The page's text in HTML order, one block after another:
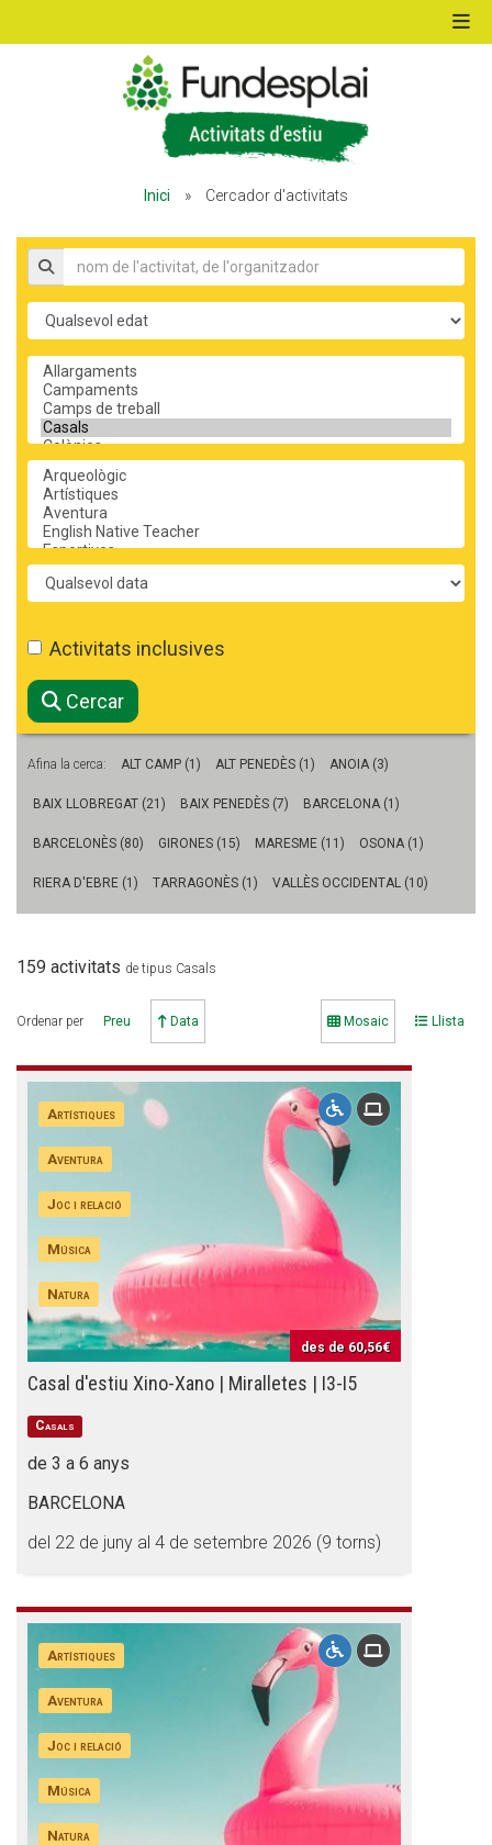
Inici » Cercador d'activitats
Nom de l'activitat, organitzador
Edat
Tipus d'activitat
Temàtica
Període
Activitats inclusives
Cercar
Afina la cerca: ALT CAMP (1) ALT PENEDÈS (1) ANOIA (3)
BAIX LLOBREGAT (21) BAIX PENEDÈS (7) BARCELONA (1)
BARCELONÈS (80) GIRONES (15) MARESME (11) OSONA (1)
RIERA D'EBRE (1) TARRAGONÈS (1) VALLÈS OCCIDENTAL (10)
159 activitats de tipus Casals
Ordenar per Preu Data Mosaic Llista
Artístiques
Aventura
Joc i relació
Música
Natura
des de 60,56€
Casal d'estiu Xino-Xano | Miralletes | I3-I5
Casals
de 3 a 6 anys
BARCELONA
del 22 de juny al 4 de setembre 2026 (9 torns)
Artístiques
Aventura
Joc i relació
Música
Natura
ACTIVITATS D'ESTIU
ALBERG CENTRE ESPLAI
FORMACIÓ
CASES DE COLÒNIES
ACCIÓ SOCIAL I JOVES
SUPORT TERCER SECTOR
CONEIX FUNDESPLAI
La Fundació
L'equip
Missió i valors
Els comptes clars
Memòria d'activitats
Proposta educativa
ACTUALITAT
Butlletins
Diari de la Fundació
Xarxes socials
COL·LABORA
Fes voluntariat
Fes un donatiu
Treballa amb nosaltres